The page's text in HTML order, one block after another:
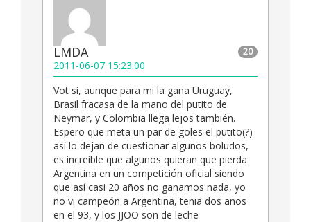
20
LMDA
2011-06-07 15:23:00
Vot si, aunque para mi la gana Uruguay,
Brasil fracasa de la mano del putito de
Neymar, y Colombia llega lejos también.
Espero que meta un par de goles el putito(?)
así lo dejan de cuestionar algunos boludos,
es increíble que algunos quieran que pierda
Argentina en un competición oficial siendo
que así casi 20 años no ganamos nada, yo
no vi campeón a Argentina, tenia dos años
en el 93, y los JJOO son de leche